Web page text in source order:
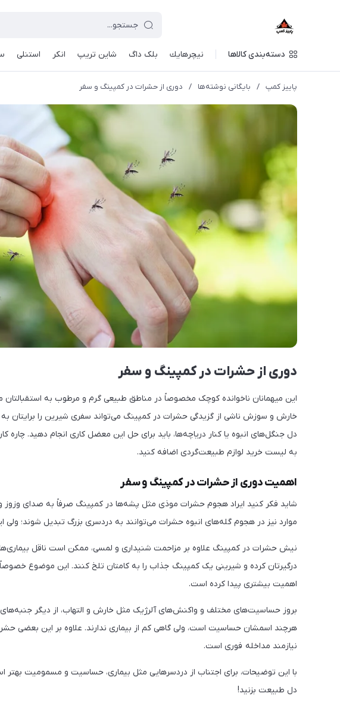
دسته‌بندی کالاها نيچرهايك بلک داگ شاین تریپ انکر استنلی
پاییز کمپ / بایگانی نوشته‌ها / دوری از حشرات در کمپینگ و سفر
دوری از حشرات در کمپینگ و سفر
این میهمانان ناخوانده کوچک مخصوصاً در مناطق طبیعی گرم و مرطوب به
خارش و سوزش ناشی از گزیدگی حشرات در کمپینگ می‌تواند سفری شیرین را برایتان
دل جنگل‌های انبوه یا کنار دریاچه‌ها، باید برای حل این معضل کاری انجام دهید.
به لیست خرید لوازم طبیعت‌گردی اضافه کنید.
اهمیت دوری از حشرات در کمپینگ و سفر
شاید فکر کنید ایراد هجوم حشرات موذی مثل پشه‌ها در کمپینگ صرفاً به صدای
موارد نیز در هجوم گله‌های انبوه حشرات می‌توانند به دردسری بزرگ تبدیل شوند؛
نیش حشرات در کمپینگ علاوه بر مزاحمت شنیداری و لمسی، ممکن است ناقل
درگیرتان کرده و شیرینی یک کمپینگ جذاب را به کامتان تلخ کنند. این موضوع
اهمیت بیشتری پیدا کرده است.
بروز حساسیت‌های مختلف و واکنش‌های آلرژیک مثل خارش و التهاب، از دیگر
هرچند اسمشان حساسیت است، ولی گاهی کم از بیماری ندارند. علاوه بر این بعضی
نیازمند مداخله فوری است.
با این توضیحات، برای اجتناب از دردسرهایی مثل بیماری، حساسیت و مسمومیت بهتر
دل طبیعت بزنید!